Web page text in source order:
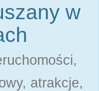
w
atrakcje,